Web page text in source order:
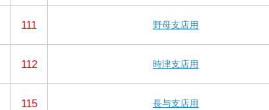
111 野母支店用
112 時津支店用
115 長与支店用